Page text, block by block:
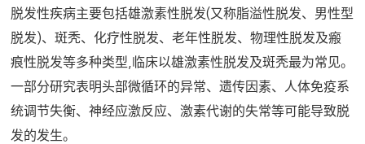
脱发性疾病主要包括雄激素性脱发(又称脂溢性脱发、男性型
脱发)、斑秃、化疗性脱发、老年性脱发、物理性脱发及瘢
痕性脱发等多种类型,临床以雄激素性脱发及斑秃最为常见。
一部分研究表明头部微循环的异常、遗传因素、人体免疫系
统调节失衡、神经应激反应、激素代谢的失常等可能导致脱
发的发生。